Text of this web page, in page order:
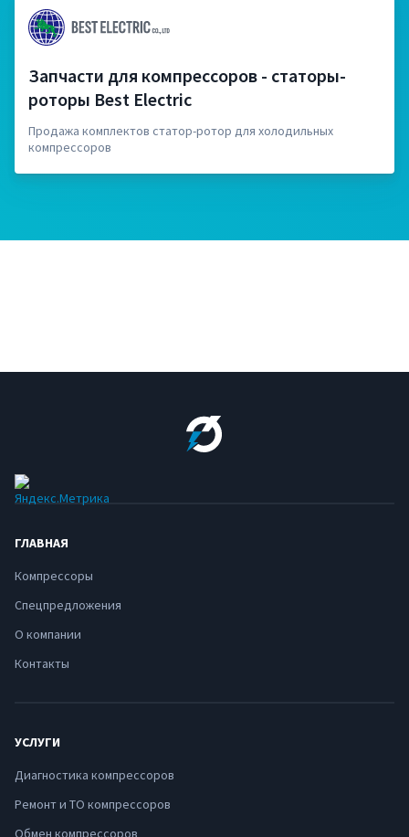
Запчасти для компрессоров - статоры-
роторы Best Electric
Продажа комплектов статор-ротор для холодильных
компрессоров
ГЛАВНАЯ
Компрессоры
Спецпредложения
О компании
Контакты
УСЛУГИ
Диагностика компрессоров
Ремонт и ТО компрессоров
Обмен компрессоров